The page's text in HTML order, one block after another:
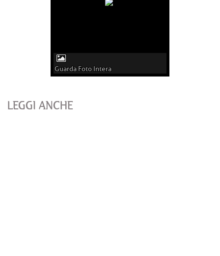
Guarda Foto Intera
LEGGI ANCHE